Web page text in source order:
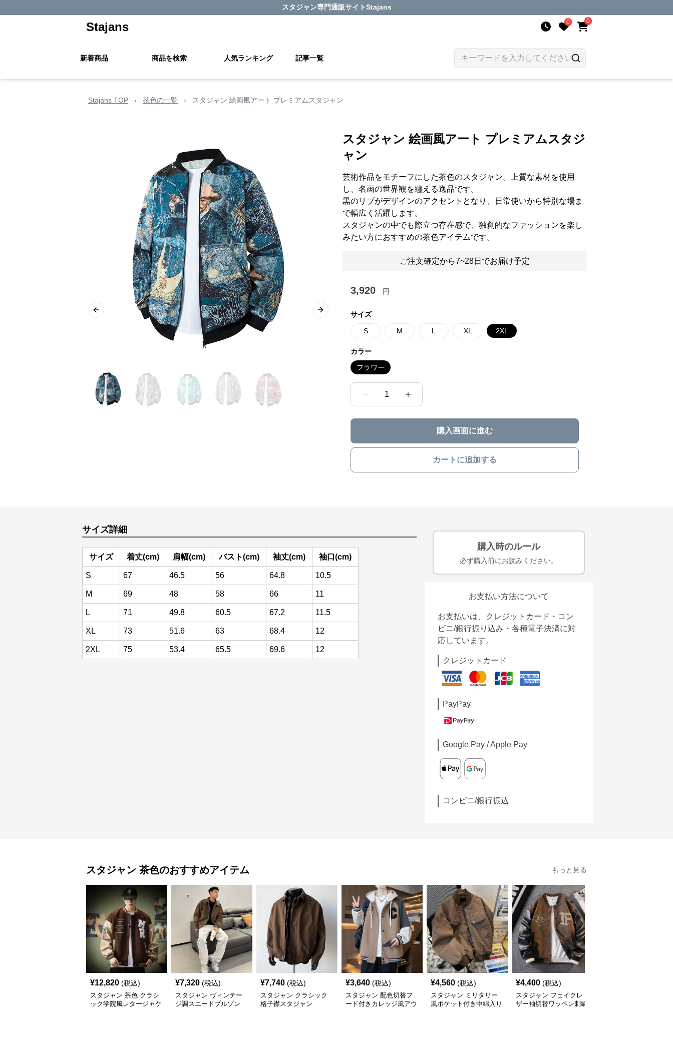
スタジャン専門通販サイトStajans
Stajans 0 0
新着商品 商品を検索 人気ランキング 記事一覧
Stajans TOP › 茶色の一覧 › スタジャン 絵画風アート プレミアムスタジャン
Previous slide Next slide
スタジャン 絵画風アート プレミアムスタジ
ャン
芸術作品をモチーフにした茶色のスタジャン。上質な素材を使用
し、名画の世界観を纏える逸品です。
黒のリブがデザインのアクセントとなり、日常使いから特別な場ま
で幅広く活躍します。
スタジャンの中でも際立つ存在感で、独創的なファッションを楽し
みたい方におすすめの茶色アイテムです。
ご注文確定から7~28日でお届け予定
3,920 円
サイズ
S M L XL 2XL
カラー
フラワー
1
購入画面に進む
カートに追加する
サイズ詳細
サイズ 着丈(cm) 肩幅(cm) バスト(cm) 袖丈(cm) 袖口(cm)
S 67 46.5 56 64.8 10.5
M 69 48 58 66 11
L 71 49.8 60.5 67.2 11.5
XL 73 51.6 63 68.4 12
2XL 75 53.4 65.5 69.6 12
購入時のルール
必ず購入前にお読みください。
お支払い方法について
お支払いは、クレジットカード・コン
ビニ/銀行振り込み・各種電子決済に対
応しています。
クレジットカード
PayPay
Google Pay / Apple Pay
コンビニ/銀行振込
スタジャン 茶色のおすすめアイテム もっと見る
¥12,820 (税込)
スタジャン 茶色 クラシ
ック学院風レタージャケ
¥7,320 (税込)
スタジャン ヴィンテー
ジ調スエードブルゾン
¥7,740 (税込)
スタジャン クラシック
格子襟スタジャン
¥3,640 (税込)
スタジャン 配色切替フ
ード付きカレッジ風アウ
¥4,560 (税込)
スタジャン ミリタリー
風ポケット付き中綿入り
¥4,400 (税込)
スタジャン フェイクレ
ザー袖切替ワッペン刺繍